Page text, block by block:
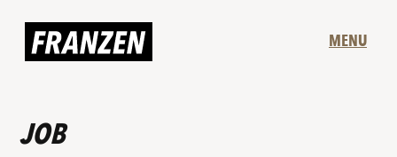
MENU
JOB